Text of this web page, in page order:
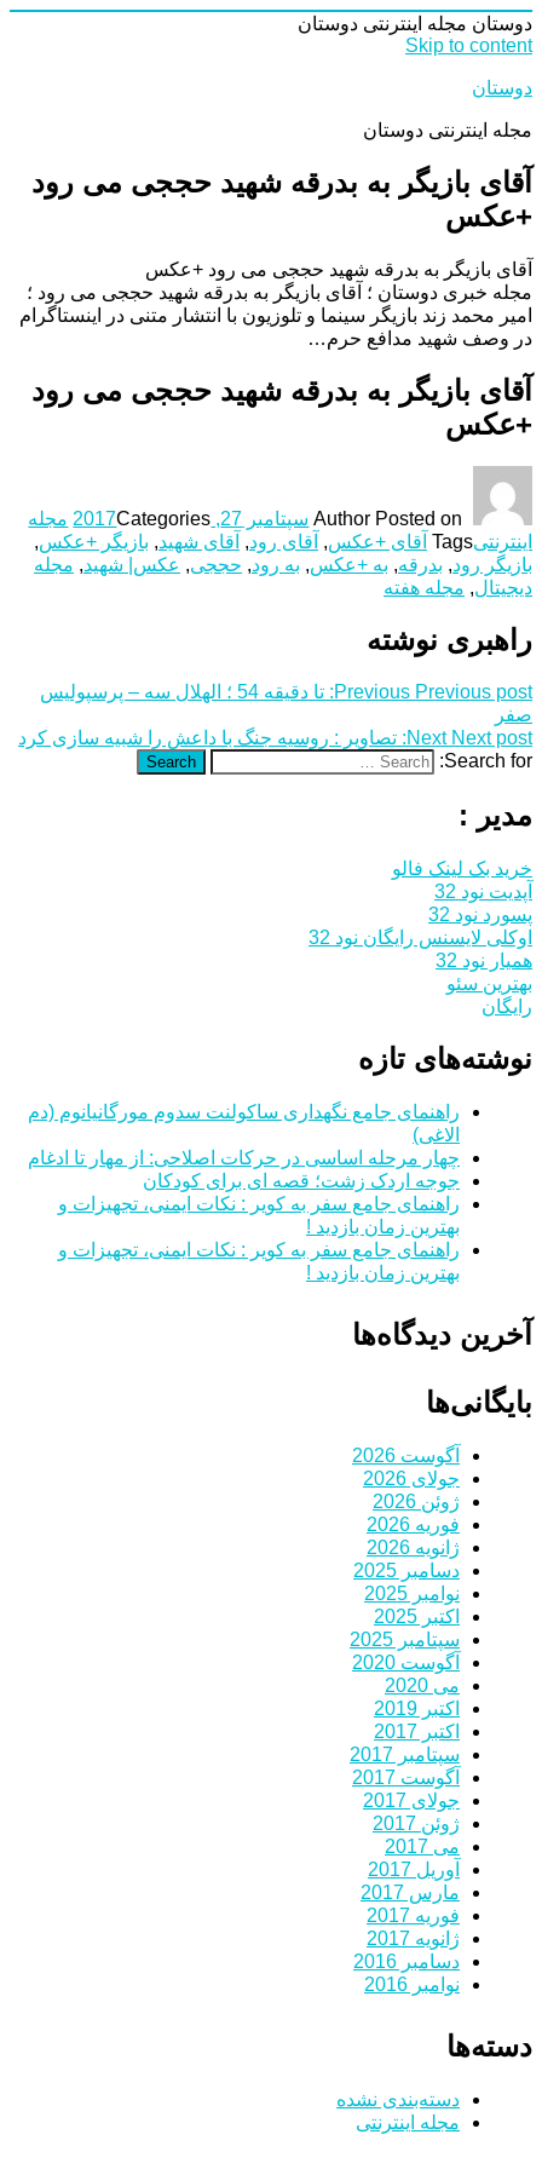
دوستان مجله اینترنتی دوستان
Skip to content
دوستان
مجله اینترنتی دوستان
آقای بازیگر به بدرقه شهید حججی می رود
+عکس
آقای بازیگر به بدرقه شهید حججی می رود +عکس
مجله خبری دوستان ؛ آقای بازیگر به بدرقه شهید حججی می رود ؛
امیر محمد زند بازیگر سینما و تلوزیون با انتشار متنی در اینستاگرام
در وصف شهید مدافع حرم…
آقای بازیگر به بدرقه شهید حججی می رود
+عکس
Author Posted on سپتامبر 27, 2017 Categories
مجله
اینترنتیTags آقای +عکس, آقای رود, آقای شهید, بازیگر +عکس,
بازیگر رود, بدرقه, به +عکس, به رود, حججی, عکس| شهید, مجله
دیجیتال, مجله هفته
راهبری نوشته
Previous Previous post:
تا دقیقه 54 ؛ الهلال سه – پرسپولیس
صفر
Next Next post:
تصاویر : روسیه جنگ با داعش را شبیه سازی کرد
Search for:
Search
مدیر :
خرید بک لینک فالو
آپدیت نود 32
پسورد نود 32
اوکلی لایسنس رایگان نود 32
همیار نود 32
بهترین سئو
رایگان
نوشته‌های تازه
راهنمای جامع نگهداری ساکولنت سدوم مورگانیانوم (دم
الاغی)
چهار مرحله اساسی در حرکات اصلاحی: از مهار تا ادغام
جوجه اردک زشت؛ قصه ای برای کودکان
راهنمای جامع سفر به کویر : نکات ایمنی، تجهیزات و
بهترین زمان بازدید !
راهنمای جامع سفر به کویر : نکات ایمنی، تجهیزات و
بهترین زمان بازدید !
آخرین دیدگاه‌ها
بایگانی‌ها
آگوست 2026
جولای 2026
ژوئن 2026
فوریه 2026
ژانویه 2026
دسامبر 2025
نوامبر 2025
اکتبر 2025
سپتامبر 2025
آگوست 2020
می 2020
اکتبر 2019
اکتبر 2017
سپتامبر 2017
آگوست 2017
جولای 2017
ژوئن 2017
می 2017
آوریل 2017
مارس 2017
فوریه 2017
ژانویه 2017
دسامبر 2016
نوامبر 2016
دسته‌ها
دسته‌بندی نشده
مجله اینترنتی